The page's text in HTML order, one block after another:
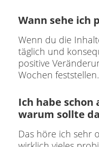
Wann sehe ich
Wenn du die
täglich und
positive
Wochen feststellen.
Ich habe schon
warum sollte
Das höre ich sehr